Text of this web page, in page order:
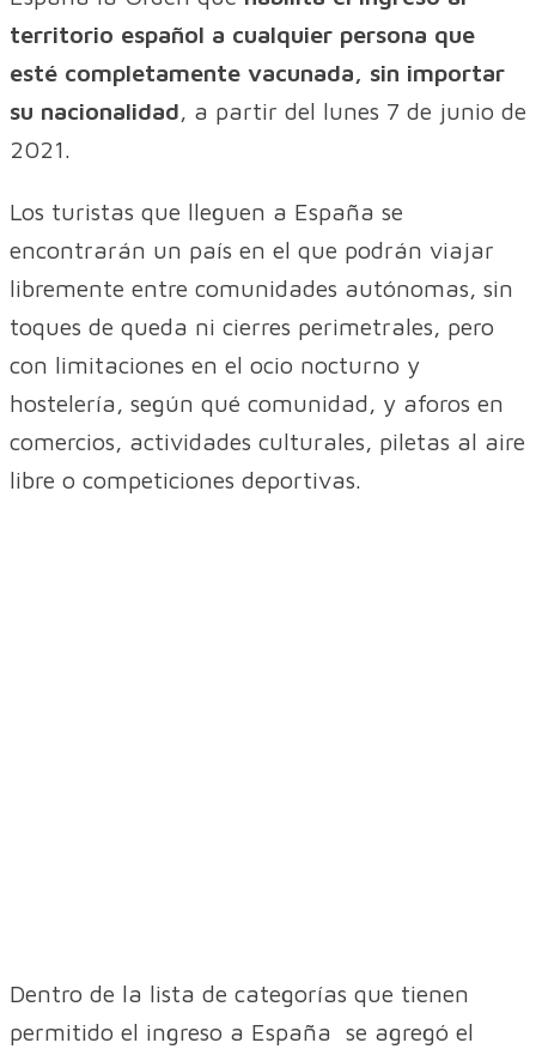
territorio español a cualquier persona que
esté completamente vacunada, sin importar
su nacionalidad, a partir del lunes 7 de junio de
2021.
Los turistas que lleguen a España se
encontrarán un país en el que podrán viajar
libremente entre comunidades autónomas, sin
toques de queda ni cierres perimetrales, pero
con limitaciones en el ocio nocturno y
hostelería, según qué comunidad, y aforos en
comercios, actividades culturales, piletas al aire
libre o competiciones deportivas.
Dentro de la lista de categorías que tienen
permitido el ingreso a España se agregó el